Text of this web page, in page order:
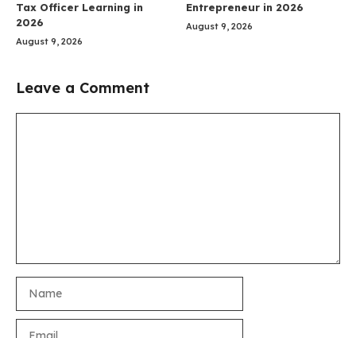
Tax Officer Learning in
2026
August 9, 2026
Entrepreneur in 2026
August 9, 2026
Leave a Comment